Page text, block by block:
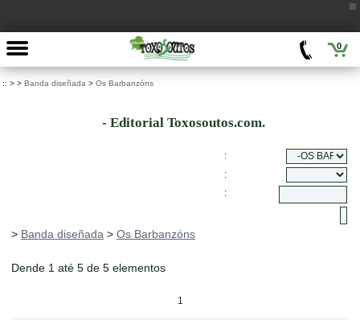
0
:: > > Banda diseñada > Os Barbanzóns
- Editorial Toxosoutos.com.
:
:
:
> Banda diseñada > Os Barbanzóns
Dende 1 até 5 de 5 elementos
1